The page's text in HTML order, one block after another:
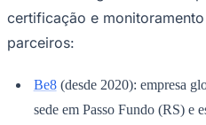
Palmeiras
certificação e
parceiros:
Be8(desde 2020): empresa
sede em Passo Fundo (RS) e